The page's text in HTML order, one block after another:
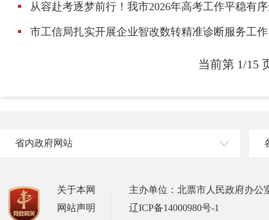
从容赴考逐梦前行！我市2026年高考工作平稳有
市工信局扎实开展企业智改数转精准诊断服务工作
当前第 1/15
省内政府网站
关于本网
网站声明
主办单位：北票市人民政府办公
辽ICP备14000980号-1